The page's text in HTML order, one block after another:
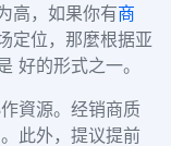
高，如果你有商
定位，那麼根据亚
好的形式之一。
資源。经销商质
此外，提议提前